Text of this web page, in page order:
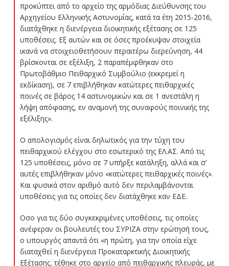
προκύπτει από το αρχείο της αρμόδιας Διεύθυνσης του
Αρχηγείου Ελληνικής Αστυνομίας, κατά τα έτη 2015-2016,
διατάχθηκε η διενέργεια διοικητικής εξέτασης σε 125
υποθέσεις. Εξ αυτών και σε όσες προέκυψαν στοιχεία
ικανά να στοιχειοθετήσουν περαιτέρω διερεύνηση, 44
βρίσκονται σε εξέλιξη, 2 παραπέμφθηκαν στο
Πρωτοβάθμιο Πειθαρχικό Συμβούλιο (εκκρεμεί η
εκδίκαση), σε 7 επιβλήθηκαν κατώτερες πειθαρχικές
ποινές σε βάρος 14 αστυνομικών και σε 1 ανεστάλη η
λήψη απόφασης, εν αναμονή της συναφούς ποινικής της
εξέλιξης».
Ο απολογισμός είναι δηλωτικός για την τύχη του
πειθαρχικού ελέγχου στο εσωτερικό της ΕΛ.ΑΣ. Από τις
125 υποθέσεις, μόνο σε 7 υπήρξε κατάληξη, αλλά και σ’
αυτές επιβλήθηκαν μόνο «κατώτερες πειθαρχικές ποινές».
Και φυσικά στον αριθμό αυτό δεν περιλαμβάνονται
υποθέσεις για τις οποίες δεν διατάχθηκε καν ΕΔΕ.
Οσο για τις δύο συγκεκριμένες υποθέσεις, τις οποίες
ανέφεραν οι βουλευτές του ΣΥΡΙΖΑ στην ερώτησή τους,
ο υπουργός απαντά ότι «η πρώτη, για την οποία είχε
διαταχθεί η διενέργεια Προκαταρκτικής Διοικητικής
Εξέτασης, τέθηκε στο αρχείο από πειθαρχικής πλευράς, με